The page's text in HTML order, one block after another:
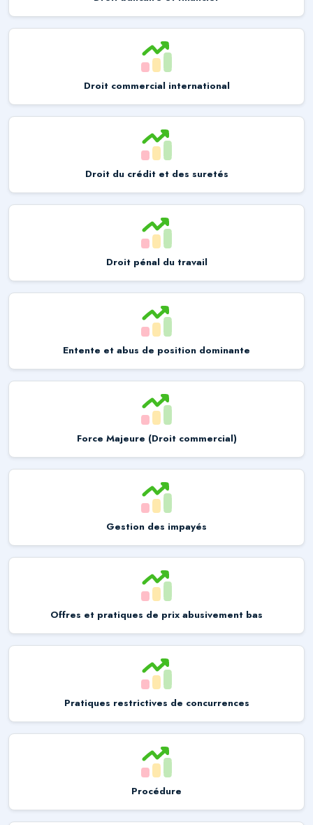
Droit commercial international
Droit du crédit et des suretés
Droit pénal du travail
Entente et abus de position dominante
Force Majeure (Droit commercial)
Gestion des impayés
Offres et pratiques de prix abusivement bas
Pratiques restrictives de concurrences
Procédure